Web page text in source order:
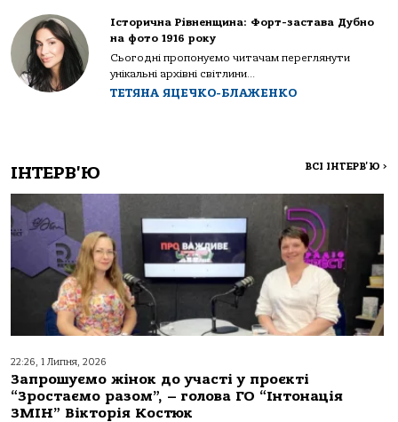
Історична Рівненщина: Форт-застава Дубно
на фото 1916 року
Сьогодні пропонуємо читачам переглянути
унікальні архівні світлини...
ТЕТЯНА ЯЦЕЧКО-БЛАЖЕНКО
ІНТЕРВ'Ю ВСІ ІНТЕРВ'Ю >
22:26, 1 Липня, 2026
Запрошуємо жінок до участі у проєкті
“Зростаємо разом”, – голова ГО “Інтонація
ЗМІН” Вікторія Костюк